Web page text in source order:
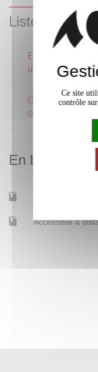
Liste des
Enseigner et
une pédagogie
Connaître,
concevoir et
En bref
Accessible à
Ce site
contrôle